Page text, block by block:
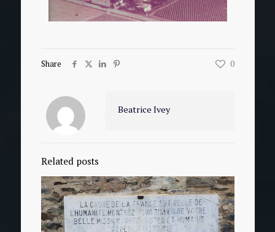
Share 0
Beatrice Ivey
Related posts